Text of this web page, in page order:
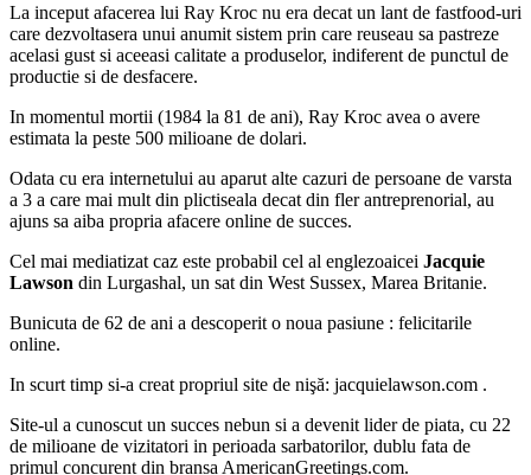
La inceput afacerea lui Ray Kroc nu era decat un lant de fastfood-uri
care dezvoltasera unui anumit sistem prin care reuseau sa pastreze
acelasi gust si aceeasi calitate a produselor, indiferent de punctul de
productie si de desfacere.
In momentul mortii (1984 la 81 de ani), Ray Kroc avea o avere
estimata la peste 500 milioane de dolari.
Odata cu era internetului au aparut alte cazuri de persoane de varsta
a 3 a care mai mult din plictiseala decat din fler antreprenorial, au
ajuns sa aiba propria afacere online de succes.
Cel mai mediatizat caz este probabil cel al englezoaicei Jacquie
Lawson din Lurgashal, un sat din West Sussex, Marea Britanie.
Bunicuta de 62 de ani a descoperit o noua pasiune : felicitarile
online.
In scurt timp si-a creat propriul site de nişă: jacquielawson.com .
Site-ul a cunoscut un succes nebun si a devenit lider de piata, cu 22
de milioane de vizitatori in perioada sarbatorilor, dublu fata de
primul concurent din bransa AmericanGreetings.com.